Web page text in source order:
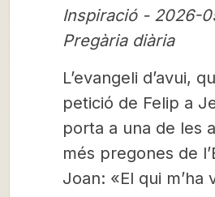
Inspiració - 2026-
Pregària diària
L’evangeli d’avui,
petició de Felip a
porta a una de les
més pregones de
Joan: «El qui m’ha